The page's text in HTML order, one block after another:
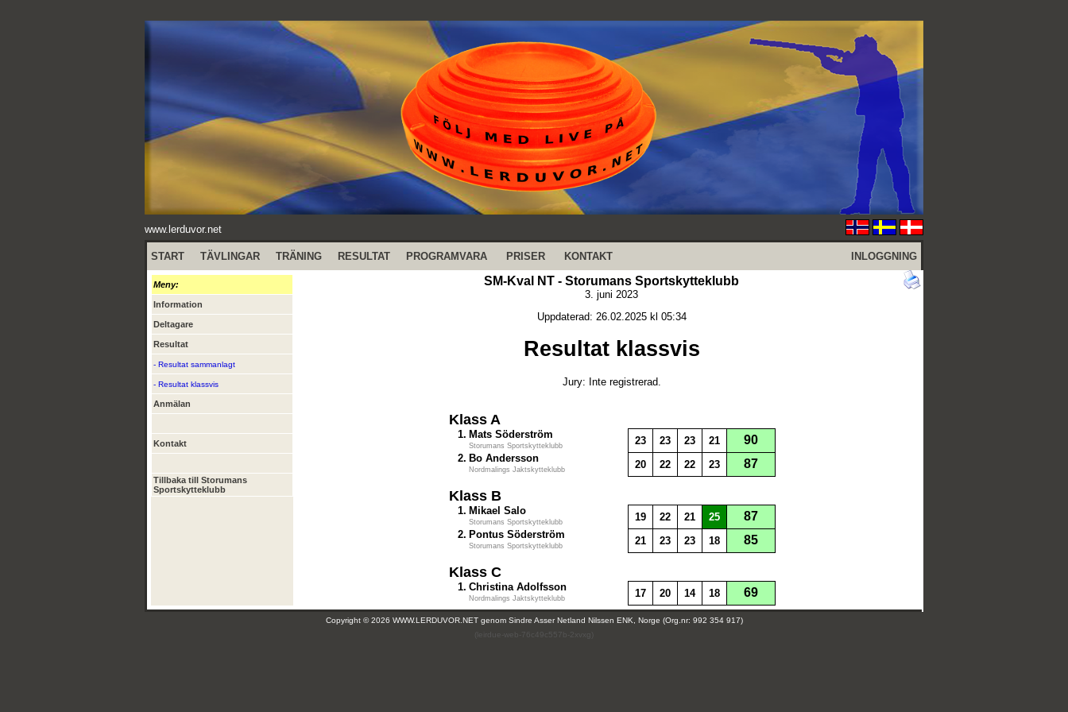
www.lerduvor.net
START TÄVLINGAR TRÄNING RESULTAT PROGRAMVARA PRISER KONTAKT INLOGGNING
Meny:
Information
Deltagare
Resultat
- Resultat sammanlagt
- Resultat klassvis
Anmälan
Kontakt
Tillbaka till Storumans
Sportskytteklubb
SM-Kval NT - Storumans Sportskytteklubb
3. juni 2023
Uppdaterad: 26.02.2025 kl 05:34
Resultat klassvis
Jury: Inte registrerad.
Klass A
1. Mats Söderström
Storumans Sportskytteklubb 23 23 23 21 90
2. Bo Andersson
Nordmalings Jaktskytteklubb 20 22 22 23 87
Klass B
1. Mikael Salo
Storumans Sportskytteklubb 19 22 21 25 87
2. Pontus Söderström
Storumans Sportskytteklubb 21 23 23 18 85
Klass C
1. Christina Adolfsson
Nordmalings Jaktskytteklubb 17 20 14 18 69
Copyright © 2026 WWW.LERDUVOR.NET genom Sindre Asser Netland Nilssen ENK, Norge (Org.nr: 992 354 917)
(leirdue-web-76c49c557b-2xvxg)